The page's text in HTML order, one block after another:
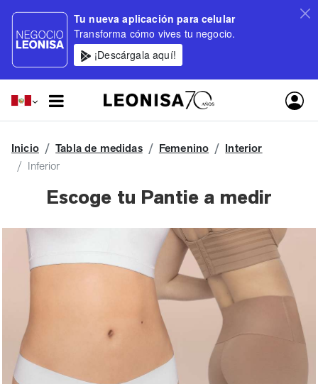
Tu nueva aplicación para celular
Transforma cómo vives tu negocio.
¡Descárgala aquí!
Inicio Tabla de medidas Femenino Interior
Inferior
Escoge tu Pantie a medir